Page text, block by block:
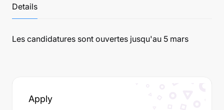
Details
Les candidatures sont ouvertes jusqu'au 5 mars
Apply